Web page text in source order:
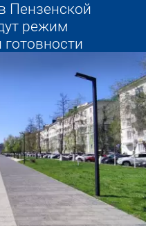
Пензенской
режим
Пензенской
режим
по